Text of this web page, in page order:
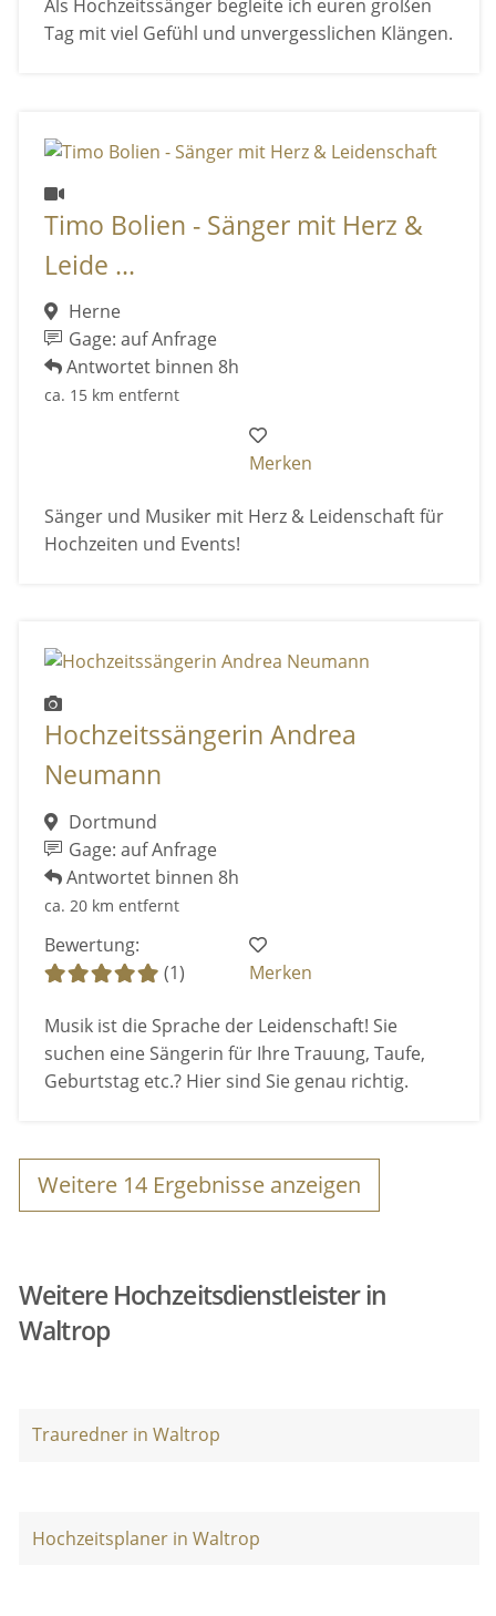
Als Hochzeitssänger begleite ich euren großen
Tag mit viel Gefühl und unvergesslichen Klängen.
Timo Bolien - Sänger mit Herz &
Leide ...
Herne
Gage: auf Anfrage
Antwortet binnen 8h
ca. 15 km entfernt
Merken
Sänger und Musiker mit Herz & Leidenschaft für
Hochzeiten und Events!
Hochzeitssängerin Andrea
Neumann
Dortmund
Gage: auf Anfrage
Antwortet binnen 8h
ca. 20 km entfernt
Bewertung:
(1)
Merken
Musik ist die Sprache der Leidenschaft! Sie
suchen eine Sängerin für Ihre Trauung, Taufe,
Geburtstag etc.? Hier sind Sie genau richtig.
Weitere 14 Ergebnisse anzeigen
Weitere Hochzeitsdienstleister in
Waltrop
Trauredner in Waltrop
Hochzeitsplaner in Waltrop